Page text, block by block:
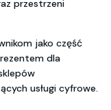
przestrzeni
jako część
dla
usługi cyfrowe.